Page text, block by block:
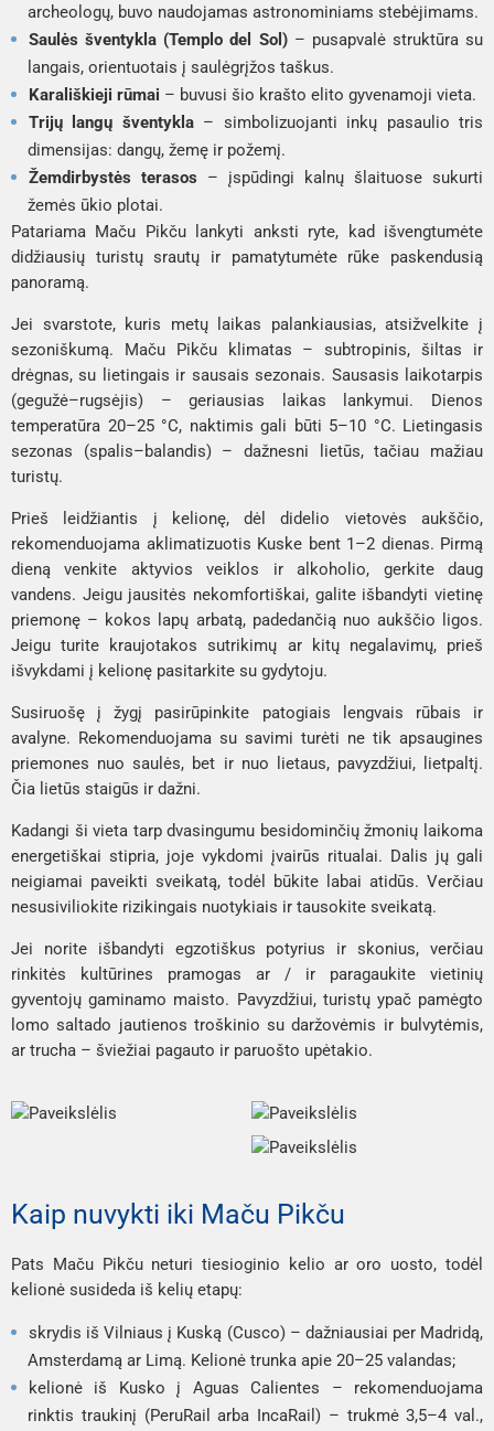
archeologų, buvo naudojamas astronominiams stebėjimams.
Saulės šventykla (Templo del Sol)– pusapvalė struktūra su
langais, orientuotais į saulėgrįžos taškus.
Karališkieji rūmai – buvusi šio krašto elito gyvenamoji vieta.
Trijų langų šventykla– simbolizuojanti inkų pasaulio tris
dimensijas: dangų, žemę ir požemį.
Žemdirbystės terasos – įspūdingi kalnų šlaituose sukurti
žemės ūkio plotai.
Patariama Maču Pikču lankyti anksti ryte, kad išvengtumėte
didžiausių turistų srautų ir pamatytumėte rūke paskendusią
panoramą.
Jei svarstote, kuris metų laikas palankiausias, atsižvelkite į
sezoniškumą. Maču Pikču klimatas – subtropinis, šiltas ir
drėgnas, su lietingais ir sausais sezonais. Sausasis laikotarpis
(gegužė–rugsėjis) – geriausias laikas lankymui. Dienos
temperatūra 20–25 °C, naktimis gali būti 5–10 °C. Lietingasis
sezonas (spalis–balandis) – dažnesni lietūs, tačiau mažiau
turistų.
Prieš leidžiantis į kelionę, dėl didelio vietovės aukščio,
rekomenduojama aklimatizuotis Kuske bent 1–2 dienas. Pirmą
dieną venkite aktyvios veiklos ir alkoholio, gerkite daug
vandens. Jeigu jausitės nekomfortiškai, galite išbandyti vietinę
priemonę – kokos lapų arbatą, padedančią nuo aukščio ligos.
Jeigu turite kraujotakos sutrikimų ar kitų negalavimų, prieš
išvykdami į kelionę pasitarkite su gydytoju.
Susiruošę į žygį pasirūpinkite patogiais lengvais rūbais ir
avalyne. Rekomenduojama su savimi turėti ne tik apsaugines
priemones nuo saulės, bet ir nuo lietaus, pavyzdžiui, lietpaltį.
Čia lietūs staigūs ir dažni.
Kadangi ši vieta tarp dvasingumu besidominčių žmonių laikoma
energetiškai stipria, joje vykdomi įvairūs ritualai. Dalis jų gali
neigiamai paveikti sveikatą, todėl būkite labai atidūs. Verčiau
nesusiviliokite rizikingais nuotykiais ir tausokite sveikatą.
Jei norite išbandyti egzotiškus potyrius ir skonius, verčiau
rinkitės kultūrines pramogas ar / ir paragaukite vietinių
gyventojų gaminamo maisto. Pavyzdžiui, turistų ypač pamėgto
lomo saltado jautienos troškinio su daržovėmis ir bulvytėmis,
ar trucha – šviežiai pagauto ir paruošto upėtakio.
Kaip nuvykti iki Maču Pikču
Pats Maču Pikču neturi tiesioginio kelio ar oro uosto, todėl
kelionė susideda iš kelių etapų:
skrydis iš Vilniaus į Kuską (Cusco) – dažniausiai per Madridą,
Amsterdamą ar Limą. Kelionė trunka apie 20–25 valandas;
kelionė iš Kusko į Aguas Calientes – rekomenduojama
rinktis traukinį (PeruRail arba IncaRail) – trukmė 3,5–4 val.,